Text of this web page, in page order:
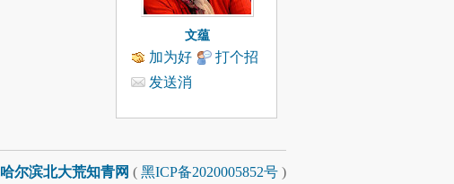
文蕴
加为好
友
打个招
发送消
哈尔滨北大荒知青网 ( 黑ICP备2020005852号 )